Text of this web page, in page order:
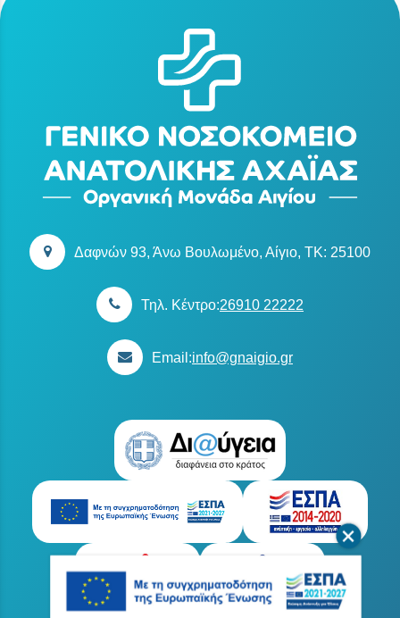
Δαφνών 93, Άνω Βουλωμένο, Αίγιο, TK: 25100
Τηλ. Κέντρο:26910 22222
Email:info@gnaigio.gr